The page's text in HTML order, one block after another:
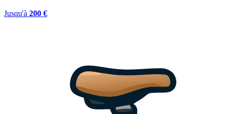
Jusqu'à 200 €